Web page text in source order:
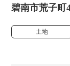
碧南市荒子
土地